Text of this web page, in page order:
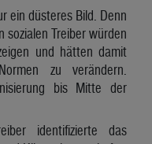
ein düsteres Bild. Denn
Treiber würden
und hätten damit
zu verändern.
bis Mitte der
identifizierte das